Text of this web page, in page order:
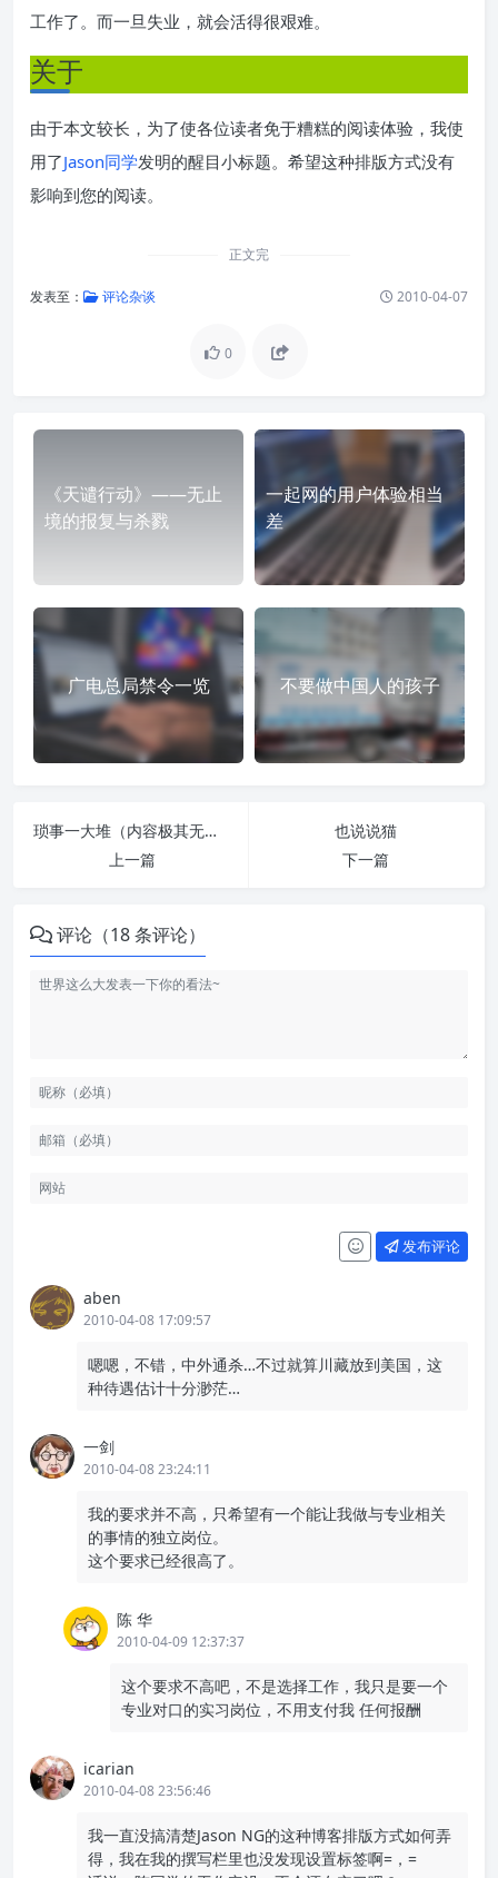
工作了。而一旦失业，就会活得很艰难。
关于
由于本文较长，为了使各位读者免于糟糕的阅读体验，我使
用了Jason同学发明的醒目小标题。希望这种排版方式没有
影响到您的阅读。
正文完
发表至： 评论杂谈 2010-04-07
0
《天谴行动》——无止
境的报复与杀戮
一起网的用户体验相当
差
广电总局禁令一览 不要做中国人的孩子
琐事一大堆（内容极其无聊，慎入）
上一篇
也说说猫
下一篇
评论（18 条评论）
发布评论
aben
2010-04-08 17:09:57
嗯嗯，不错，中外通杀…不过就算川藏放到美国，这
种待遇估计十分渺茫…
一剑
2010-04-08 23:24:11
我的要求并不高，只希望有一个能让我做与专业相关
的事情的独立岗位。
这个要求已经很高了。
陈 华
2010-04-09 12:37:37
这个要求不高吧，不是选择工作，我只是要一个
专业对口的实习岗位，不用支付我 任何报酬
icarian
2010-04-08 23:56:46
我一直没搞清楚Jason NG的这种博客排版方式如何弄
得，我在我的撰写栏里也没发现设置标签啊=，=